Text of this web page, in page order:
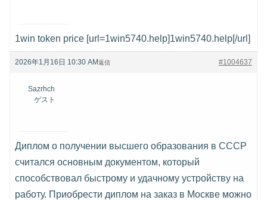
1win token price [url=1win5740.help]1win5740.help[/url]
2026年1月16日 10:30 AM #1004637
返信
Sazrhch
ゲスト
Диплом о получении высшего образования в СССР
считался основным документом, который
способствовал быстрому и удачному устройству на
работу. Приобрести диплом на заказ в Москве можно